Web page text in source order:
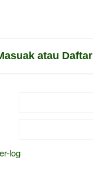
atau Daftar
log